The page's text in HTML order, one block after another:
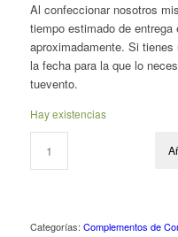
Al confeccionar nosotros
tiempo estimado de
aproximadamente. Si
la fecha para la que lo
tuevento.
Hay existencias
Categorías: Complementos de